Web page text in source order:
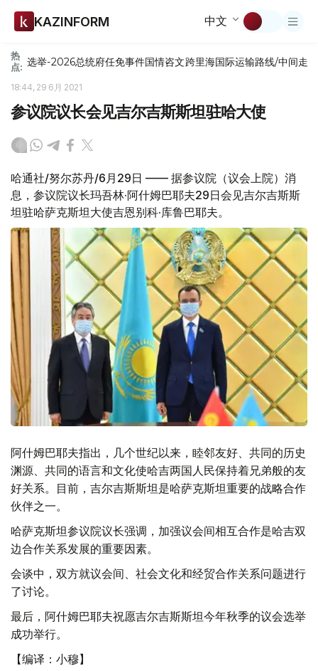
KAZINFORM 中文
热
点: 选举-2026总统府任免事件国情咨文跨里海国际运输路线/中间走廊
18:44, 29 6月 2021
参议院议长会见吉尔吉斯斯坦驻哈大使
哈通社/努尔苏丹/6月29日 —— 据参议院（议会上院）消
息，参议院议长玛吾林·阿什姆巴耶夫29日会见吉尔吉斯斯
坦驻哈萨克斯坦大使吉恩别科·库鲁巴耶夫。
阿什姆巴耶夫指出，几个世纪以来，睦邻友好、共同的历史
渊源、共同的语言和文化使哈吉两国人民保持着兄弟般的友
好关系。目前，吉尔吉斯斯坦是哈萨克斯坦重要的战略合作
伙伴之一。
哈萨克斯坦参议院议长强调，加强议会间相互合作是哈吉双
边合作关系发展的重要因素。
会谈中，双方就议会间、社会文化和经贸合作关系问题进行
了讨论。
最后，阿什姆巴耶夫祝愿吉尔吉斯斯坦今年秋季的议会选举
成功举行。
【编译：小穆】